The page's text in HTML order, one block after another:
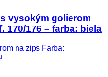
vysokým golierom
170/176 – farba: biela
na zips Farba: